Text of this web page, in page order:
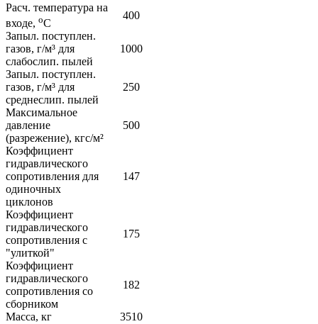
Расч. температура на
входе, оС
400
Запыл. поступлен.
газов, г/м³ для
слабослип. пылей
1000
Запыл. поступлен.
газов, г/м³ для
среднеслип. пылей
250
Максимальное
давление
(разрежение), кгс/м²
500
Коэффициент
гидравлического
сопротивления для
одиночных
циклонов
147
Коэффициент
гидравлического
сопротивления с
"улиткой"
175
Коэффициент
гидравлического
сопротивления со
сборником
182
Масса, кг
3510